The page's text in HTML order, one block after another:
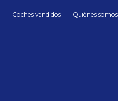
Coches vendidos Quiénes somos